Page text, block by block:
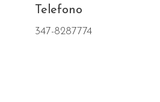
Telefono
347-8287774